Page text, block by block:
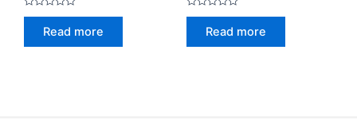
Rated
Read more
Rated
Read more